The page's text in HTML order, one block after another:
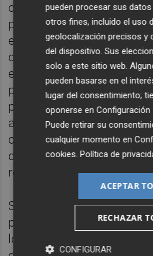
contención", que permitirá
profesionales en
en cuarentena y
descanso de los
elaborará un listado con
profesionales del
para conformar el equipo
asignarán los primeros
categoría, servicio y
de contención, que
reserva en su domicilio.
Según la instrucción,
profesionales deben
localización telefónica a
pueden procesar sus
otros fines, incluido el uso
geolocalización precisos y
del dispositivo. Sus
solo a este sitio web.
pueden basarse en el
lugar del consentimiento;
oponerse enConfiguración
Puede retirar su
cualquier momento en
cookies .Política de
ACEPTAR
RECHAZAR
CONFIGURAR